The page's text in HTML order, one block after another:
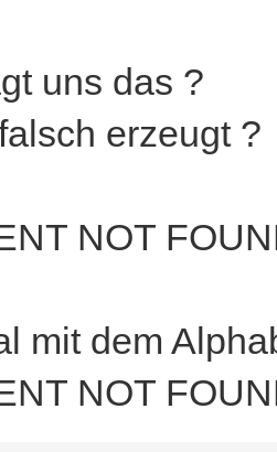
uns das ?
erzeugt ?
NOT
mit dem
NOT